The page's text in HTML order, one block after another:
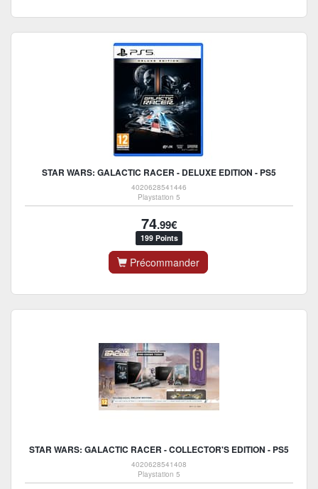
STAR WARS: GALACTIC RACER - DELUXE EDITION - PS5
4020628541446
Playstation 5
74.99€
199 Points
Précommander
STAR WARS: GALACTIC RACER - COLLECTOR'S EDITION - PS5
4020628541408
Playstation 5